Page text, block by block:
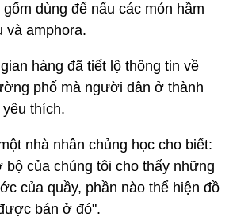
dùng để nấu các món hầm
và amphora.
hàng đã tiết lộ thông tin về
phố mà người dân ở thành
thích.
nhà nhân chủng học cho biết:
bộ của chúng tôi cho thấy những
của quầy, phần nào thể hiện đồ
bán ở đó".